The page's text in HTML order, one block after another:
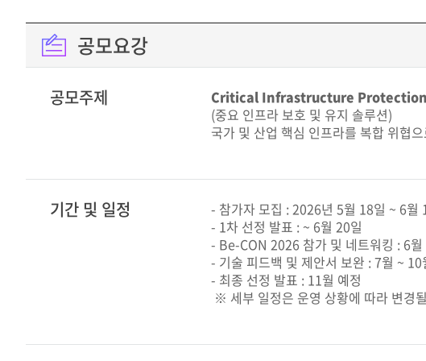
공모요강
공모주제
Critical Infrastructure
(중요 인프라 보호 및 유지 솔루션)
국가 및 산업 핵심 인프라를 복합 위협
기간 및 일정
- 참가자 모집 : 2026년 5월 18일 ~ 6월
- 1차 선정 발표 : ~ 6월 20일
- Be-CON 2026 참가 및 네트워킹 : 6월
- 기술 피드백 및 제안서 보완 : 7월 ~ 10
- 최종 선정 발표 : 11월 예정
※ 세부 일정은 운영 상황에 따라 변경